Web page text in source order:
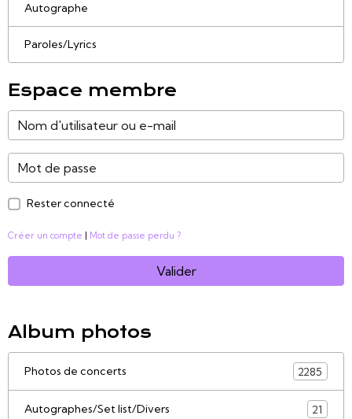
Autographe
Paroles/Lyrics
Espace membre
Rester connecté
Créer un compte Mot de passe perdu ?
Valider
Album photos
Photos de concerts 2285
Autographes/Set list/Divers 21